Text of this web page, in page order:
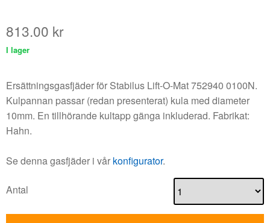
813.00 kr
I lager
Ersättningsgasfjäder för Stabilus Lift-O-Mat 752940 0100N.
Kulpannan passar (redan presenterat) kula med diameter
10mm. En tillhörande kultapp gänga inkluderad. Fabrikat:
Hahn.
Se denna gasfjäder i vår konfigurator.
Antal